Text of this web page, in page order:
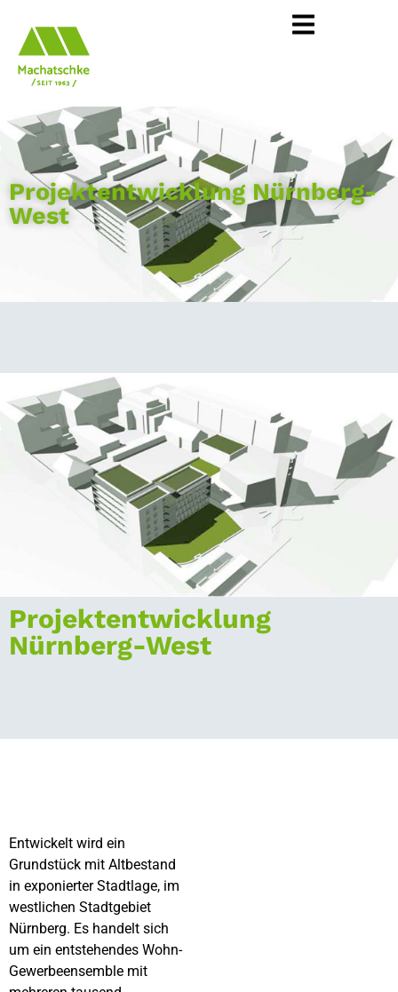
Projektentwicklung Nürnberg-
West
Projektentwicklung
Nürnberg-West
Entwickelt wird ein
Grundstück mit Altbestand
in exponierter Stadtlage, im
westlichen Stadtgebiet
Nürnberg. Es handelt sich
um ein entstehendes Wohn-
Gewerbeensemble mit